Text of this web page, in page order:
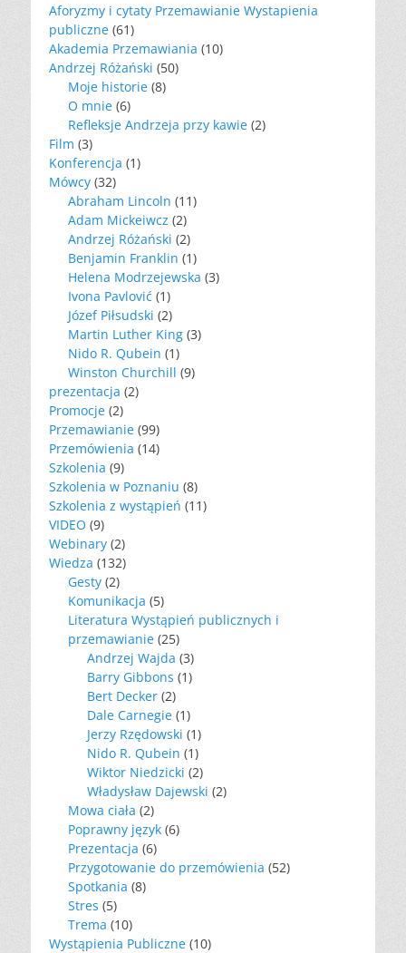
Aforyzmy i cytaty Przemawianie Wystapienia
publiczne (61)
Akademia Przemawiania (10)
Andrzej Różański (50)
Moje historie (8)
O mnie (6)
Refleksje Andrzeja przy kawie (2)
Film (3)
Konferencja (1)
Mówcy (32)
Abraham Lincoln (11)
Adam Mickeiwcz (2)
Andrzej Różański (2)
Benjamin Franklin (1)
Helena Modrzejewska (3)
Ivona Pavlović (1)
Józef Piłsudski (2)
Martin Luther King (3)
Nido R. Qubein (1)
Winston Churchill (9)
prezentacja (2)
Promocje (2)
Przemawianie (99)
Przemówienia (14)
Szkolenia (9)
Szkolenia w Poznaniu (8)
Szkolenia z wystąpień (11)
VIDEO (9)
Webinary (2)
Wiedza (132)
Gesty (2)
Komunikacja (5)
Literatura Wystąpień publicznych i
przemawianie (25)
Andrzej Wajda (3)
Barry Gibbons (1)
Bert Decker (2)
Dale Carnegie (1)
Jerzy Rzędowski (1)
Nido R. Qubein (1)
Wiktor Niedzicki (2)
Władysław Dajewski (2)
Mowa ciała (2)
Poprawny język (6)
Prezentacja (6)
Przygotowanie do przemówienia (52)
Spotkania (8)
Stres (5)
Trema (10)
Wystąpienia Publiczne (10)